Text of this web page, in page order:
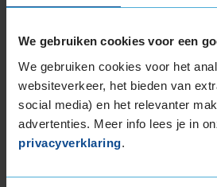
We gebruiken cookies voor een
We gebruiken cookies voor het
websiteverkeer, het bieden van
social media) en het relevanter
advertenties. Meer info lees je in
privacyverklaring.
Beschikbare bandenmaten
14-inch banden
155/65R14 75T
165/60R14 75H
165/65R14 79T
165/70R14 85T EXTRALOAD